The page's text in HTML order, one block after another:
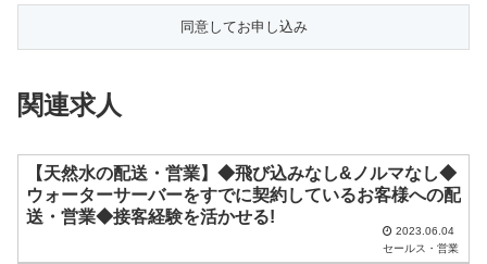
フ
ー
は
空
関連求人
【天然水の配送・営業】◆飛び込みなし&ノルマなし◆
ウォーターサーバーをすでに契約しているお客様への配
送・営業◆接客経験を活かせる!
2023.06.04
セールス・営業